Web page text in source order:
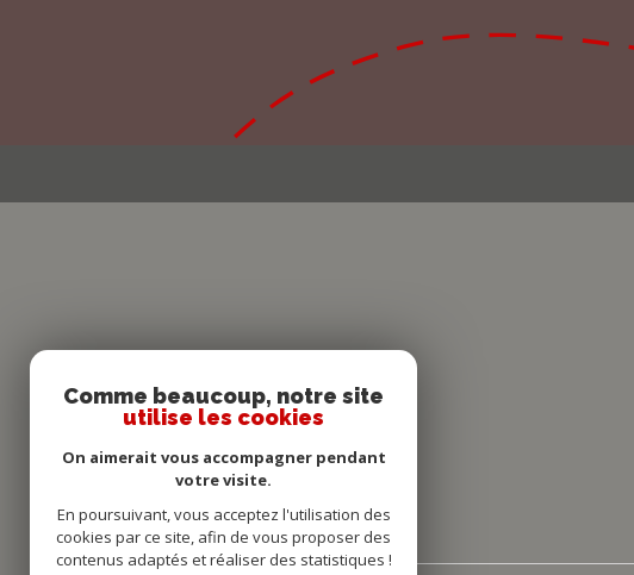
Comme beaucoup, notre site
utilise les cookies
On aimerait vous accompagner pendant
votre visite.
En poursuivant, vous acceptez l'utilisation des
cookies par ce site, afin de vous proposer des
contenus adaptés et réaliser des statistiques !